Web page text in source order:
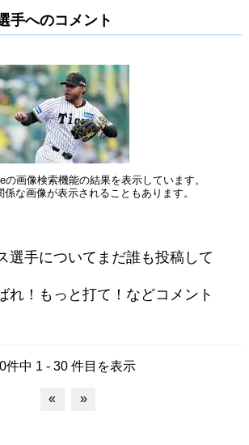
手へのコメント
画像検索機能の結果を表示しています。
係な画像が表示されることもあります。
選手についてまだ誰も投稿して
れ！もっと打て！などコメント
0件中 1 - 30 件目を表示
« »